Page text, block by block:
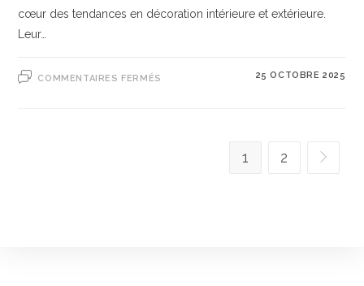
cœur des tendances en décoration intérieure et extérieure.
Leur…
COMMENTAIRES FERMÉS 25 OCTOBRE 2025
1 2